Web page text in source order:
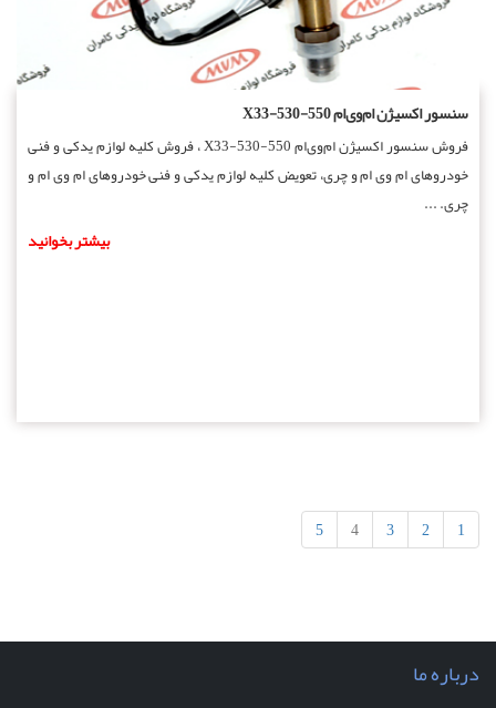
سنسور اکسیژن ام‌وی‌ام X33-530-550
فروش سنسور اکسیژن ام‌وی‌ام X33-530-550 ، فروش کلیه لوازم یدکی و فنی
خودروهای ام وی ام و چری، تعویض کلیه لوازم یدکی و فنی خودروهای ام وی ام و
چری. ...
بیشتر بخوانید
1
2
3
4
5
درباره ما